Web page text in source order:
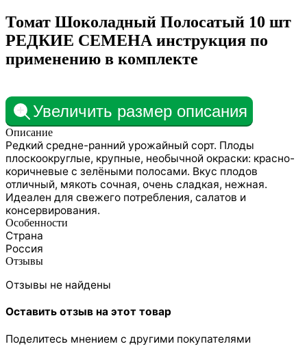
Томат Шоколадный Полосатый 10 шт
РЕДКИЕ СЕМЕНА инструкция по
применению в комплекте
Увеличить размер описания
Описание
Редкий средне-ранний урожайный сорт. Плоды
плоскоокруглые, крупные, необычной окраски: красно-
коричневые с зелёными полосами. Вкус плодов
отличный, мякоть сочная, очень сладкая, нежная.
Идеален для свежего потребления, салатов и
консервирования.
Особенности
Страна
Россия
Отзывы
Отзывы не найдены
Оставить отзыв на этот товар
Поделитесь мнением с другими покупателями